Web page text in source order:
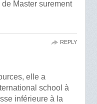
Master surement
elle a
school à
inférieure à la
REPLY